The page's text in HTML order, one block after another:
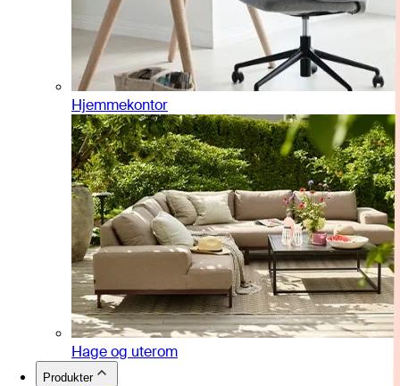
Hjemmekontor
Hage og uterom
Produkter